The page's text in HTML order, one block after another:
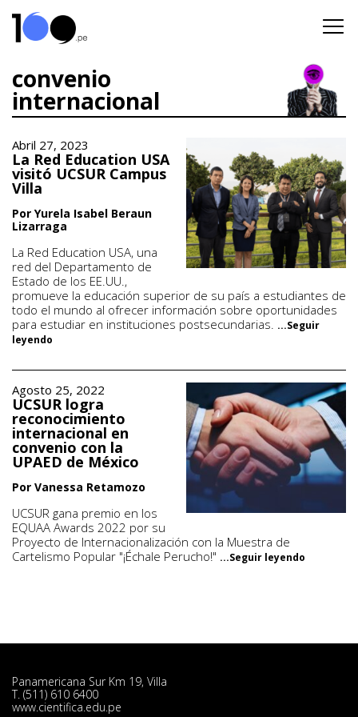
convenio
internacional
Abril 27, 2023
La Red Education USA
visitó UCSUR Campus
Villa
Por Yurela Isabel Beraun
Lizarraga
La Red Education USA, una
red del Departamento de
Estado de los EE.UU.,
promueve la educación superior de su país a estudiantes de
todo el mundo al ofrecer información sobre oportunidades
para estudiar en instituciones postsecundarias. ...Seguir
leyendo
Agosto 25, 2022
UCSUR logra
reconocimiento
internacional en
convenio con la
UPAED de México
Por Vanessa Retamozo
UCSUR gana premio en los
EQUAA Awards 2022 por su
Proyecto de Internacionalización con la Muestra de
Cartelismo Popular "¡Échale Perucho!" ...Seguir leyendo
Panamericana Sur Km 19, Villa
T. (511) 610 6400
www.cientifica.edu.pe